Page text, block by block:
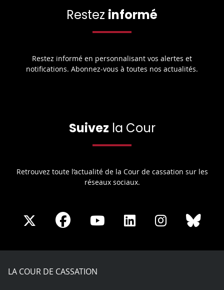
Restez informé
Restez informé en personnalisant vos alertes et
notifications. Abonnez-vous à toutes nos actualités.
Suivez la Cour
Retrouvez toute l’actualité de la Cour de cassation sur les
réseaux sociaux.
Share
X
Share
Facebook
Share
Youtube
Share
LinkedIn
Share
Instagram
LA COUR DE CASSATION